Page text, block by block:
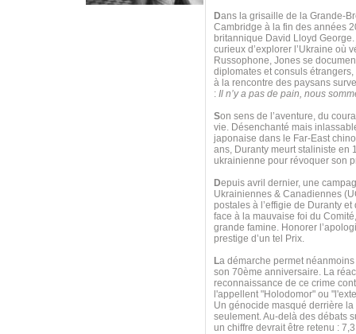
Dans la grisaille de la Grande-
Cambridge à la fin des années
britannique David Lloyd
curieux d’explorer l’Ukraine où
Russophone, Jones se
diplomates et consuls
à la rencontre des paysans
: Il n’y a pas de pain, nous
Son sens de l’aventure, du
vie. Désenchanté mais
japonaise dans le Far-East
ans, Duranty meurt staliniste en
ukrainienne pour révoquer son
Depuis avril dernier, une
Ukrainiennes & Canadiennes
postales à l’effigie de Duranty
face à la mauvaise foi du
grande famine. Honorer
prestige d’un tel Prix.
La démarche permet
son 70ème anniversaire. La
reconnaissance de ce crime
l'appellent "Holodomor" ou
Un génocide masqué derrière
seulement. Au-delà des débats
un chiffre devrait être retenu :